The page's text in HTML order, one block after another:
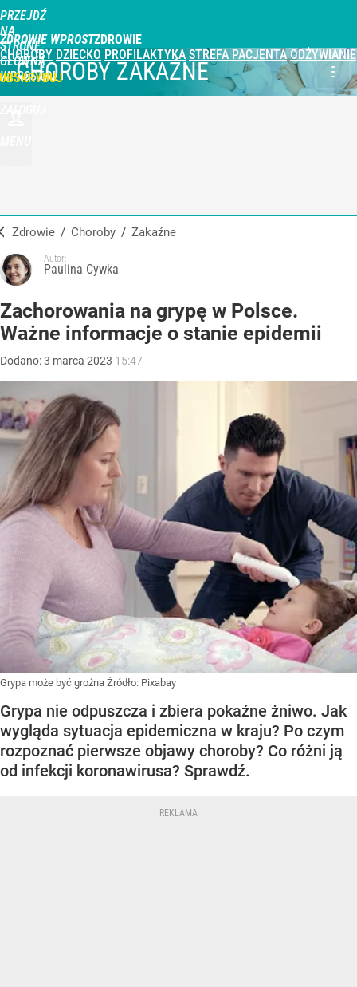
PRZEJDŹ
NA
STRONĘ
GŁÓWNĄ
WPROST.PL
ZDROWIE WPROST
CHOROBY DZIECKO PROFILAKTYKA STREFA PACJENTA ODŻYWIANIE
CHOROBY ZAKAŹNE
Zdrowie / Choroby / zakaźne
Autor:
Paulina Cywka
Zachorowania na grypę w Polsce.
Ważne informacje o stanie epidemii
Dodano:3 marca 2023 15:47
Grypa może być groźna Źródło: Pixabay
Grypa nie odpuszcza i zbiera pokaźne żniwo. Jak
wygląda sytuacja epidemiczna w kraju? Po czym
rozpoznać pierwsze objawy choroby? Co różni ją
od infekcji koronawirusa? Sprawdź.